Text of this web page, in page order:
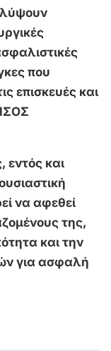
που
επισκευές και
εντός και
να αφεθεί
της,
και την
για ασφαλή